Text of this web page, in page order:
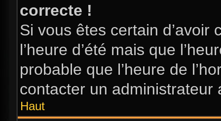
correcte !
Si vous êtes certain
l’heure d’été mais que
probable que l’heure de
contacter un
Haut